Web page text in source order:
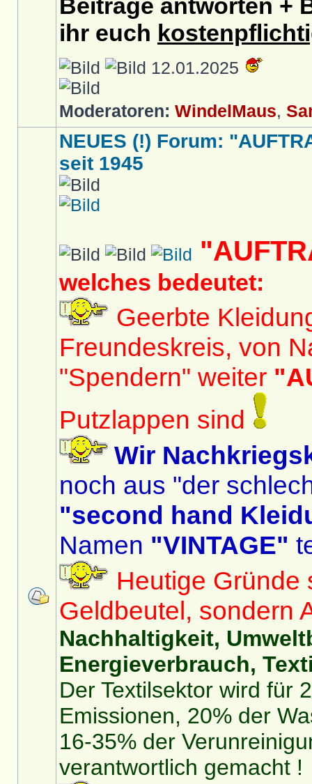
Beiträge antworten +
ihr euch
12.01.2025
Moderatoren: WindelMaus,
NEUES (!) Forum:
seit 1945
welches bedeutet:
Geerbte
Freundeskreis, von
"Spendern" weiter
Putzlappen sind
Wir
noch aus "der
"second hand
Namen "VINTAGE"
Heutige Gründe
Geldbeutel, sondern
Nachhaltigkeit,
Energieverbrauch,
Der Textilsektor wird für
Emissionen, 20% der
16-35% der
verantwortlich gemacht !